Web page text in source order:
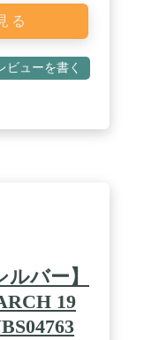
る
ビューを書く
ルバー】
19